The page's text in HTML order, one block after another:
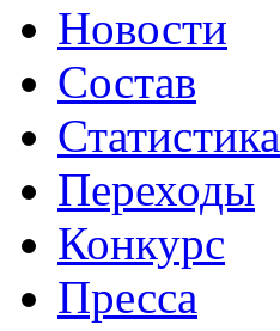
Новости
Состав
Статистика
Переходы
Конкурс
Пресса